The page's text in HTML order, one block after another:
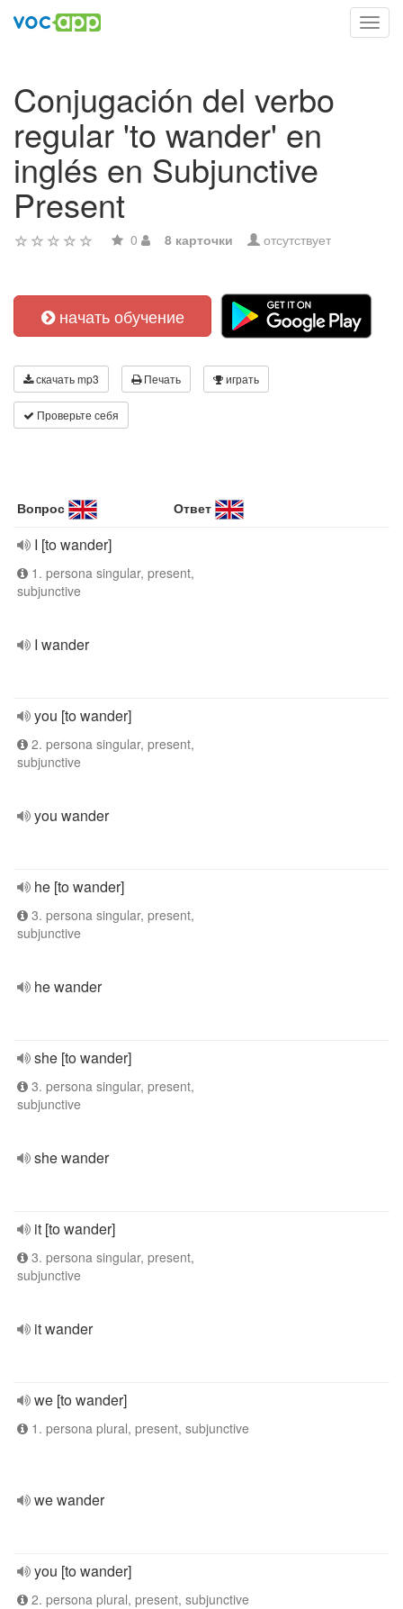
Conjugación del verbo
regular 'to wander' en
inglés en Subjunctive
Present
0 8 карточки отсутствует
начать обучение
скачать mp3 Печать играть
Проверьте себя
Вопрос Ответ
I [to wander]
1. persona singular, present,
subjunctive
I wander
you [to wander]
2. persona singular, present,
subjunctive
you wander
he [to wander]
3. persona singular, present,
subjunctive
he wander
she [to wander]
3. persona singular, present,
subjunctive
she wander
it [to wander]
3. persona singular, present,
subjunctive
it wander
we [to wander]
1. persona plural, present, subjunctive
we wander
you [to wander]
2. persona plural, present, subjunctive